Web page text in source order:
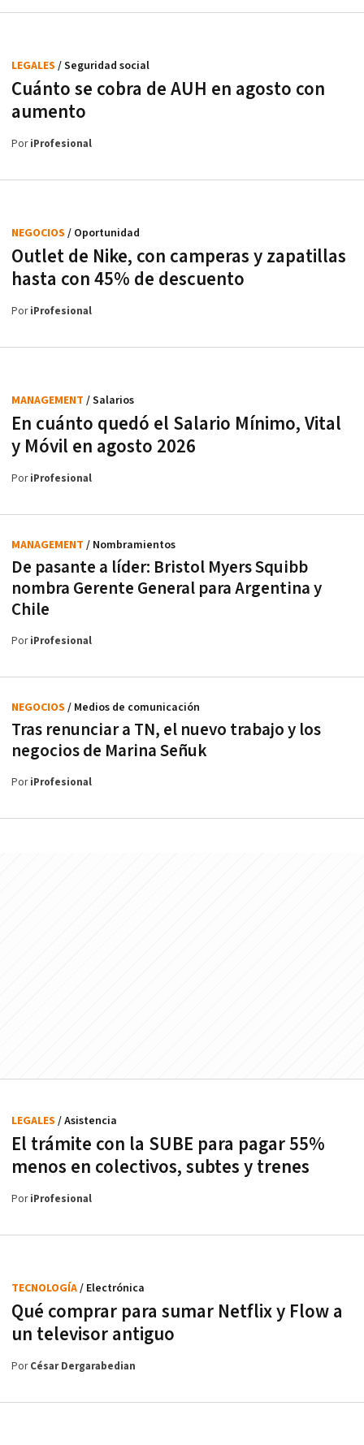
Cuánto se cobra de AUH en agosto con
aumento
LEGALES / Seguridad social
PoriProfesional
Outlet de Nike, con camperas y zapatillas
hasta con 45% de descuento
NEGOCIOS / Oportunidad
PoriProfesional
En cuánto quedó el Salario Mínimo, Vital
y Móvil en agosto 2026
MANAGEMENT / Salarios
PoriProfesional
De pasante a líder: Bristol Myers Squibb
nombra Gerente General para Argentina y
Chile
MANAGEMENT / Nombramientos
PoriProfesional
Tras renunciar a TN, el nuevo trabajo y los
negocios de Marina Señuk
NEGOCIOS / Medios de comunicación
PoriProfesional
El trámite con la SUBE para pagar 55%
menos en colectivos, subtes y trenes
LEGALES / Asistencia
PoriProfesional
Qué comprar para sumar Netflix y Flow a
un televisor antiguo
TECNOLOGÍA/ Electrónica
PorCésar Dergarabedian